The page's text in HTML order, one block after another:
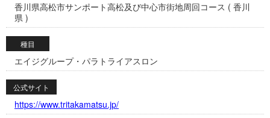
香川県高松市サンポート高松及び中心市街地周回コース ( 香川
県 )
種目
エイジグループ・パラトライアスロン
公式サイト
https://www.tritakamatsu.jp/